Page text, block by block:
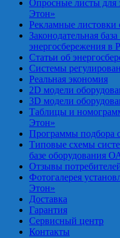
Опросные листы для
Этон»
Рекламные
Законодательная
энергосбережения в
Статьи об
Системы
Реальная экономия
2D модели
3D модели
Таблицы и
Этон»
Программы подбора
Типовые схемы
базе оборудования
Отзывы
Фотогалерея
Этон»
Доставка
Гарантия
Сервисный центр
Контакты